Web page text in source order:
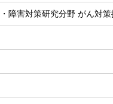
障害対策研究分野 がん対